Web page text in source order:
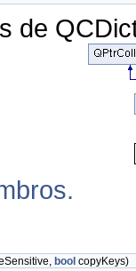
de
bool copyKeys)